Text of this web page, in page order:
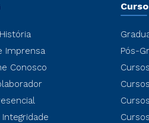
Imprensa
Conosco
Pós-